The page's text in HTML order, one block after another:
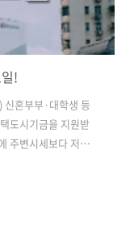
!
혼부부·대학생 등
도시기금을 지원받
주변시세보다 저렴
- 일반형: 대학생/청
건은? 1) 계층별 조